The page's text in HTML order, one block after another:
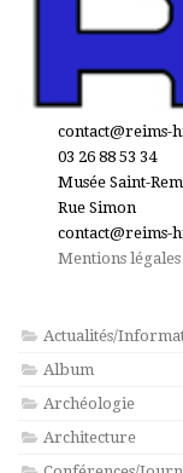
contact@reims-
03 26 88 53 34
Musée Saint-
Rue Simon
contact@reims-
Mentions légales
Actualités/
Album
Archéologie
Architecture